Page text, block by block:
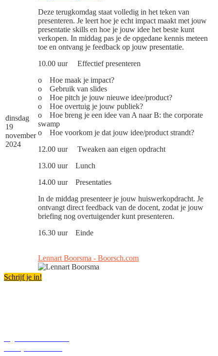
dinsdag
19
november
2024
Deze terugkomdag staat volledig in het teken van
presenteren. Je leert hoe je echt impact maakt met jouw
presentatie skills en hoe je jouw idee het beste kunt
verkopen. In middag pas je de opgedane kennis meteen
toe en ontvang je feedback op jouw presentatie.
10.00 uur Effectief presenteren
o Hoe maak je impact?
o Gebruik van slides
o Hoe pitch je jouw nieuwe idee/product?
o Hoe overtuig je jouw publiek?
o Hoe breng je een idee van A naar B: the corporate
swamp
o Hoe voorkom je dat jouw idee/product strandt?
12.00 uur Tweaken aan eigen opdracht
13.00 uur Lunch
14.00 uur Presentaties
In de middag presenteer je jouw huiswerkopdracht. Je
ontvangt direct feedback van de docent, zodat je jouw
briefing nog overtuigender kunt presenteren.
16.30 uur Einde
Lennart Boorsma - Boorsch.com
Schrijf je in!